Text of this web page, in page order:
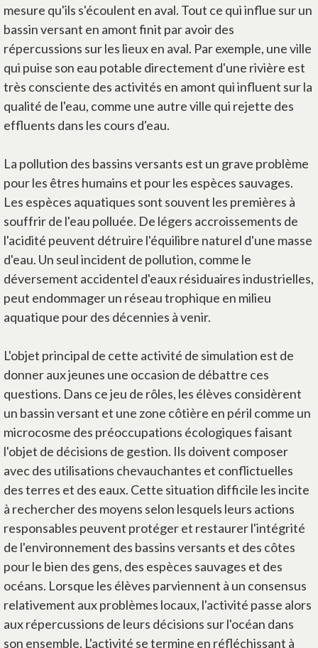
mesure qu'ils s'écoulent en aval. Tout ce qui influe sur un
bassin versant en amont finit par avoir des
répercussions sur les lieux en aval. Par exemple, une ville
qui puise son eau potable directement d'une rivière est
très consciente des activités en amont qui influent sur la
qualité de l'eau, comme une autre ville qui rejette des
effluents dans les cours d'eau.
La pollution des bassins versants est un grave problème
pour les êtres humains et pour les espèces sauvages.
Les espèces aquatiques sont souvent les premières à
souffrir de l'eau polluée. De légers accroissements de
l'acidité peuvent détruire l'équilibre naturel d'une masse
d'eau. Un seul incident de pollution, comme le
déversement accidentel d'eaux résiduaires industrielles,
peut endommager un réseau trophique en milieu
aquatique pour des décennies à venir.
L'objet principal de cette activité de simulation est de
donner aux jeunes une occasion de débattre ces
questions. Dans ce jeu de rôles, les élèves considèrent
un bassin versant et une zone côtière en péril comme un
microcosme des préoccupations écologiques faisant
l'objet de décisions de gestion. Ils doivent composer
avec des utilisations chevauchantes et conflictuelles
des terres et des eaux. Cette situation difficile les incite
à rechercher des moyens selon lesquels leurs actions
responsables peuvent protéger et restaurer l'intégrité
de l'environnement des bassins versants et des côtes
pour le bien des gens, des espèces sauvages et des
océans. Lorsque les élèves parviennent à un consensus
relativement aux problèmes locaux, l'activité passe alors
aux répercussions de leurs décisions sur l'océan dans
son ensemble. L'activité se termine en réfléchissant à